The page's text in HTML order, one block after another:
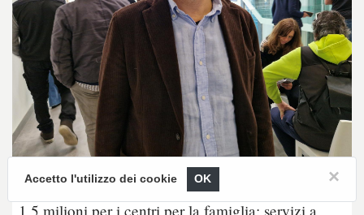
SOCIALE
1,5 milioni per i centri per la famiglia: servizi a
Accetto l'utilizzo dei cookie OK ×